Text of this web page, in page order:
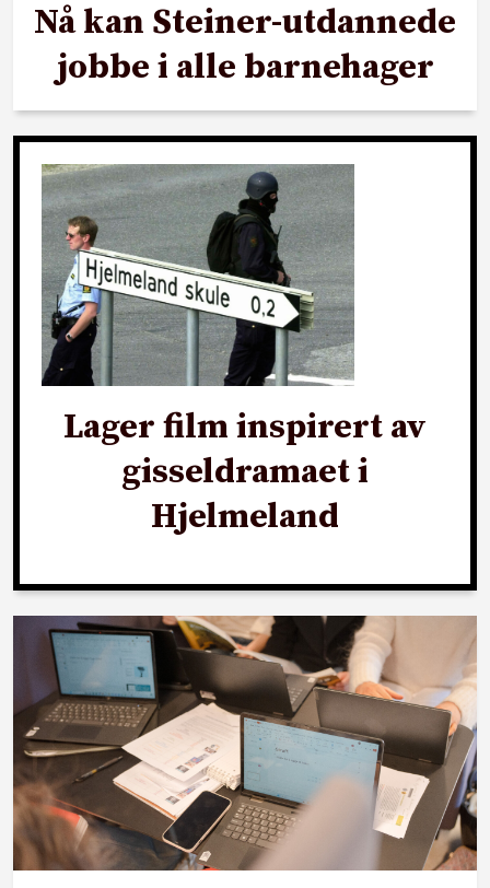
Nå kan Steiner-utdannede
jobbe i alle barnehager
Lager film inspirert av
gisseldramaet i
Hjelmeland